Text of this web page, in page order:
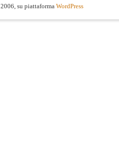
2006, su piattaforma WordPress